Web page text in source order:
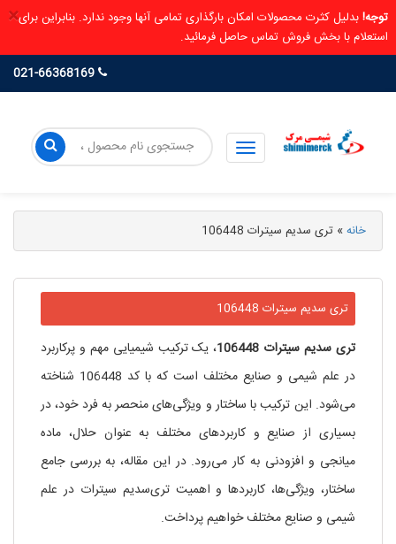
× توجه!بدلیل کثرت محصولات امکان بارگذاری تمامی آنها وجود ندارد. بنابراین برای
استعلام با بخش فروش تماس حاصل فرمائید.
خانه» تری سدیم سیترات 106448
تری سدیم سیترات 106448
تری سدیم سیترات 106448، یک ترکیب شیمیایی مهم و پرکاربرد
در علم شیمی و صنایع مختلف است که با کد 106448 شناخته
می‌شود. این ترکیب با ساختار و ویژگی‌های منحصر به فرد خود، در
بسیاری از صنایع و کاربردهای مختلف به عنوان حلال، ماده
میانجی و افزودنی به کار می‌رود. در این مقاله، به بررسی جامع
ساختار، ویژگی‌ها، کاربردها و اهمیت تری‌سدیم سیترات در علم
شیمی و صنایع مختلف خواهیم پرداخت.